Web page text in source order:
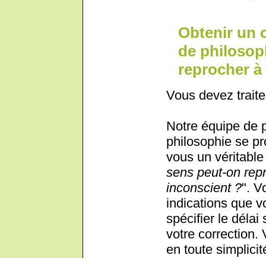
Obtenir un
de
reprocher
Vous devez
Notre équipe de
philosophie se
vous un
sens peut-on
inconscient ?".
indications que
spécifier le délai
votre correction.
en toute